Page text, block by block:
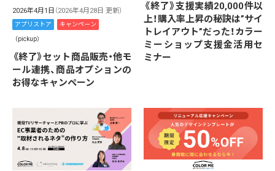
2026年4月1日 （2026年4月28日 更新）
アプリストア キャンペーン
（pickup）
《終了》セット商品販売・他モ
ール連携、商品オプションの
お得なキャンペーン
《終了》支援実績20,000件以
上！購入率上昇の秘訣は”サイ
トレイアウト”だった！カラー
ミーショップ支援金活用セ
ミナー